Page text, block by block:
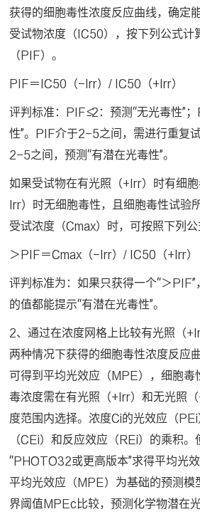
获得的细胞毒性浓度反应曲线，确定
受试物浓度（IC50），按下列公式计
（PIF）。
PIF＝IC50（-Irr）/ IC50（+Irr）
评判标准：PIF≤2：预测“无光毒性”
性”。PIF介于2-5之间，需进行重复
2-5之间，预测“有潜在光毒性”。
如果受试物在有光照（+Irr）时有细
Irr）时无细胞毒性，且细胞毒性试验
受试浓度（Cmax）时，可按照下列公
＞PIF＝Cmax（-Irr）/ IC50（+Irr）
评判标准为：如果只获得一个“＞
的值都能提示“有潜在光毒性”。
2、通过在浓度网格上比较有光照（
两种情况下获得的细胞毒性浓度反应
可得到平均光效应（MPE），细胞毒
毒浓度需在有光照（+Irr）和无光照
度范围内选择。浓度Ci的光效应（
（CEi）和反应效应（REi）的乘积
“PHOTO32或更高版本”求得平均光
平均光效应（MPE）为基础的预测
界阈值MPEc比较，预测化学物潜在